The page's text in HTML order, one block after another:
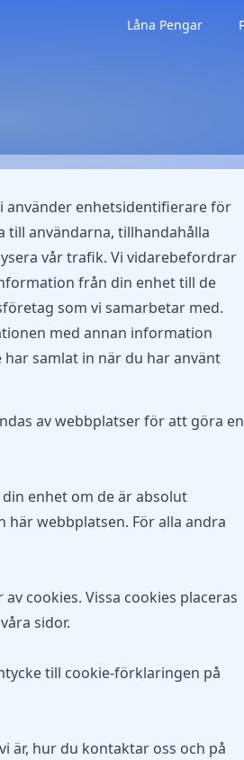
Låna Pengar
använder enhetsidentifierare för
till användarna, tillhandahålla
vår trafik. Vi vidarebefordrar
från din enhet till de
som vi samarbetar med.
med annan information
samlat in när du har använt
av webbplatser för att göra en
enhet om de är absolut
webbplatsen. För alla andra
cookies. Vissa cookies placeras
sidor.
till cookie-förklaringen på
är, hur du kontaktar oss och på